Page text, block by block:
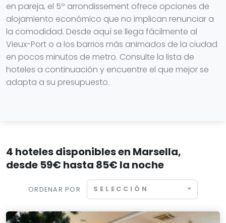
en pareja, el 5º arrondissement ofrece opciones de
alojamiento económico que no implican renunciar a
la comodidad. Desde aquí se llega fácilmente al
Vieux-Port o a los barrios más animados de la ciudad
en pocos minutos de metro. Consulte la lista de
hoteles a continuación y encuentre el que mejor se
adapta a su presupuesto.
4 hoteles disponibles en Marsella,
desde 59€ hasta 85€ la noche
ORDENAR POR SELECCIÓN